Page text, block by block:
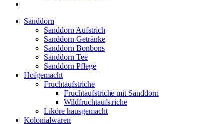
Sanddorn
Sanddorn Aufstrich
Sanddorn Getränke
Sanddorn Bonbons
Sanddorn Tee
Sanddorn Pflege
Hofgemacht
Fruchtaufstriche
Fruchtaufstriche mit Sanddorn
Wildfruchtaufstriche
Liköre hausgemacht
Kolonialwaren